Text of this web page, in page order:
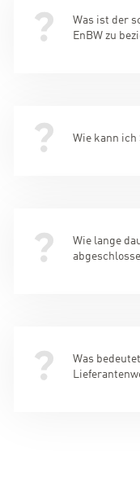
Was ist der
EnBW zu
Wie kann ich
Wie lange
Was